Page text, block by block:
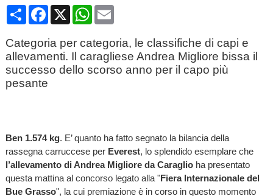
CondividiFacebook
X WhatsApp
Email
Categoria per categoria, le classifiche di capi e
allevamenti. Il caragliese Andrea Migliore bissa il
successo dello scorso anno per il capo più
pesante
Ben 1.574 kg. E’ quanto ha fatto segnato la bilancia della
rassegna carruccese per Everest, lo splendido esemplare che
l’allevamento di Andrea Migliore da Caraglioha presentato
questa mattina al concorso legato alla "Fiera Internazionale del
Bue Grasso", la cui premiazione è in corso in questo momento